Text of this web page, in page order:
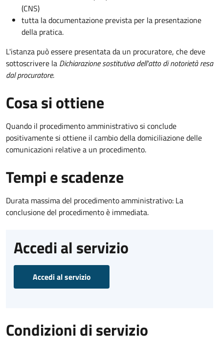
(CNS)
tutta la documentazione prevista per la presentazione
della pratica.
L'istanza può essere presentata da un procuratore, che deve
sottoscrivere la Dichiarazione sostitutiva dell'atto di notorietà resa
dal procuratore.
Cosa si ottiene
Quando il procedimento amministrativo si conclude
positivamente si ottiene il cambio della domiciliazione delle
comunicazioni relative a un procedimento.
Tempi e scadenze
Durata massima del procedimento amministrativo: La
conclusione del procedimento è immediata.
Accedi al servizio
Accedi al servizio
Condizioni di servizio